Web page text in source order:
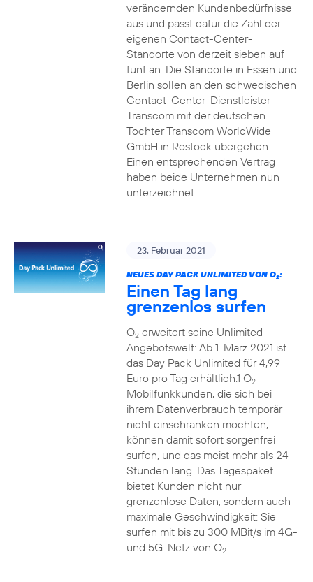
verändernden Kundenbedürfnisse
aus und passt dafür die Zahl der
eigenen Contact-Center-
Standorte von derzeit sieben auf
fünf an. Die Standorte in Essen und
Berlin sollen an den schwedischen
Contact-Center-Dienstleister
Transcom mit der deutschen
Tochter Transcom WorldWide
GmbH in Rostock übergehen.
Einen entsprechenden Vertrag
haben beide Unternehmen nun
unterzeichnet.
23. Februar 2021
NEUES DAY PACK UNLIMITED VON O2:
Einen Tag lang
grenzenlos surfen
O2erweitert seine Unlimited-
Angebotswelt: Ab 1. März 2021 ist
das Day Pack Unlimited für 4,99
Euro pro Tag erhältlich.1 O2
Mobilfunkkunden, die sich bei
ihrem Datenverbrauch temporär
nicht einschränken möchten,
können damit sofort sorgenfrei
surfen, und das meist mehr als 24
Stunden lang. Das Tagespaket
bietet Kunden nicht nur
grenzenlose Daten, sondern auch
maximale Geschwindigkeit: Sie
surfen mit bis zu 300 MBit/s im 4G-
und 5G-Netz von O2.